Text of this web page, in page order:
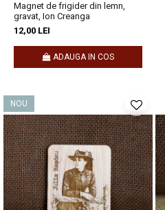
Magnet de frigider din lemn,
gravat, Ion Creanga
12,00 LEI
ADAUGA IN COS
NOU